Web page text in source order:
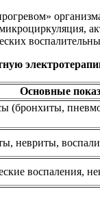
Основные
(бронхиты,
невриты,
воспаления,